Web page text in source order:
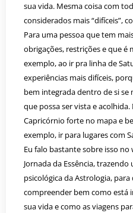
sua vida. Mesma coisa com
considerados mais “difíceis”,
Para uma pessoa que tem
obrigações, restrições e que é
exemplo, ao ir pra linha de
experiências mais difíceis,
bem integrada dentro de si
que possa ser vista e
Capricórnio forte no mapa e
exemplo, ir para lugares com
Eu falo bastante sobre isso
Jornada da Essência,
psicológica da Astrologia,
compreender bem como está
sua vida e como as viagens